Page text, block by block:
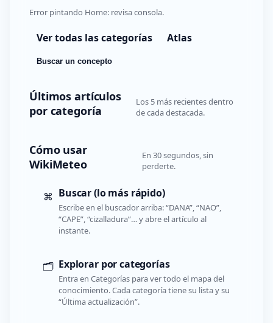
Error pintando Home: revisa consola.
Ver todas las categorías Atlas
Buscar un concepto
Últimos artículos
por categoría
Los 5 más recientes dentro
de cada destacada.
Cómo usar
WikiMeteo
En 30 segundos, sin
perderte.
⌘ Buscar (lo más rápido)
Escribe en el buscador arriba: “DANA”, “NAO”,
“CAPE”, “cizalladura”… y abre el artículo al
instante.
🗂️ Explorar por categorías
Entra en Categorías para ver todo el mapa del
conocimiento. Cada categoría tiene su lista y su
“Última actualización”.